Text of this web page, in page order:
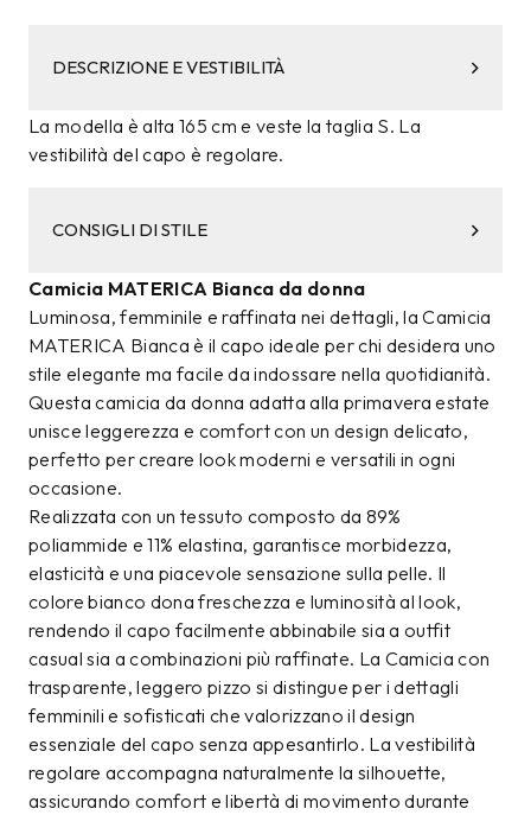
DESCRIZIONE E VESTIBILITÀ
La modella è alta 165 cm e veste la taglia S. La
vestibilità del capo è regolare.
CONSIGLI DI STILE
Camicia MATERICA Bianca da donna
Luminosa, femminile e raffinata nei dettagli, la Camicia
MATERICA Bianca è il capo ideale per chi desidera uno
stile elegante ma facile da indossare nella quotidianità.
Questa camicia da donna adatta alla primavera estate
unisce leggerezza e comfort con un design delicato,
perfetto per creare look moderni e versatili in ogni
occasione.
Realizzata con un tessuto composto da 89%
poliammide e 11% elastina, garantisce morbidezza,
elasticità e una piacevole sensazione sulla pelle. Il
colore bianco dona freschezza e luminosità al look,
rendendo il capo facilmente abbinabile sia a outfit
casual sia a combinazioni più raffinate. La Camicia con
trasparente, leggero pizzo si distingue per i dettagli
femminili e sofisticati che valorizzano il design
essenziale del capo senza appesantirlo. La vestibilità
regolare accompagna naturalmente la silhouette,
assicurando comfort e libertà di movimento durante